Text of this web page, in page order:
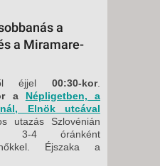
a
a Miramare-
éjjel 00:30-kor.
a Népligetben, a
Elnök utcával
utazás Szlovénián
3-4 óránként
Éjszaka a